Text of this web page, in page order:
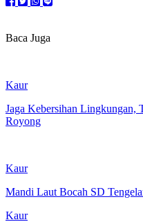
Baca Juga
Kaur
Jaga Kebersihan Lingkungan,
Royong
Kaur
Mandi Laut Bocah SD
Kaur